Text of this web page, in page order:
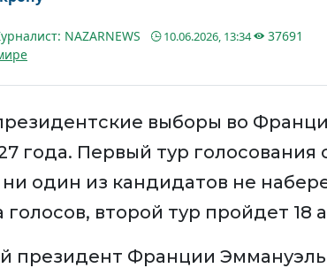
NAZARNEWS 10.06.2026, 13:34
37691
выборы во
года. Первый тур голосования
один из кандидатов не
второй тур пройдет 18
президент Франции